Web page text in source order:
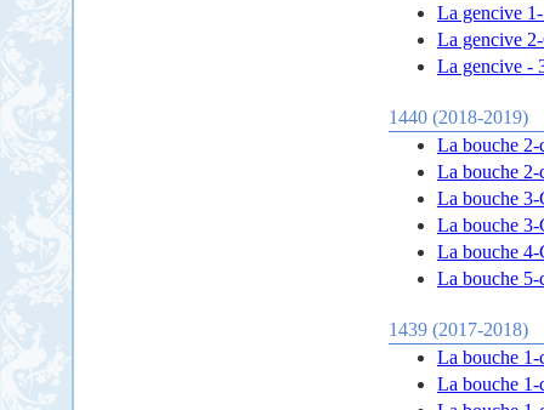
La gencive
La gencive
La gencive -
1440 (2018-2019)
La bouche 2-
La bouche 2-
La bouche 3-
La bouche 3-
La bouche
La bouche 5-
1439 (2017-2018)
La bouche
La bouche